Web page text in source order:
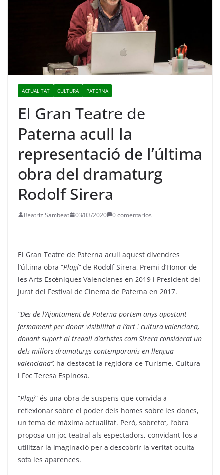
ACTUALITAT CULTURA PATERNA
El Gran Teatre de
Paterna acull la
representació de l’última
obra del dramaturg
Rodolf Sirera
Beatriz Sambeat 03/03/2020 0 comentarios
El Gran Teatre de Paterna acull aquest divendres
l’última obra “Plagí” de Rodolf Sirera, Premi d’Honor de
les Arts Escèniques Valencianes en 2019 i President del
Jurat del Festival de Cinema de Paterna en 2017.
“Des de l’Ajuntament de Paterna portem anys apostant
fermament per donar visibilitat a l’art i cultura valenciana,
donant suport al treball d’artistes com Sirera considerat un
dels millors dramaturgs contemporanis en llengua
valenciana”, ha destacat la regidora de Turisme, Cultura
i Foc Teresa Espinosa.
“Plagi” és una obra de suspens que convida a
reflexionar sobre el poder dels homes sobre les dones,
un tema de máxima actualitat. Però, sobretot, l’obra
proposa un joc teatral als espectadors, convidant-los a
utilitzar la imaginació per a descobrir la veritat oculta
sota les aparences.